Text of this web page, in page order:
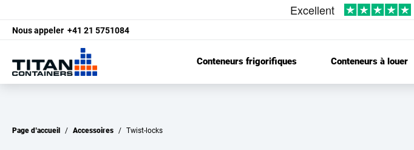
Nous appeler +41 21 5751084
Conteneurs frigorifiques Conteneurs à louer
Page d’accueil / Accessoires / Twist-locks